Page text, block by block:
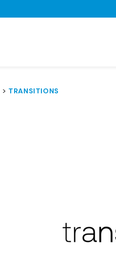
> TRANSITIONS